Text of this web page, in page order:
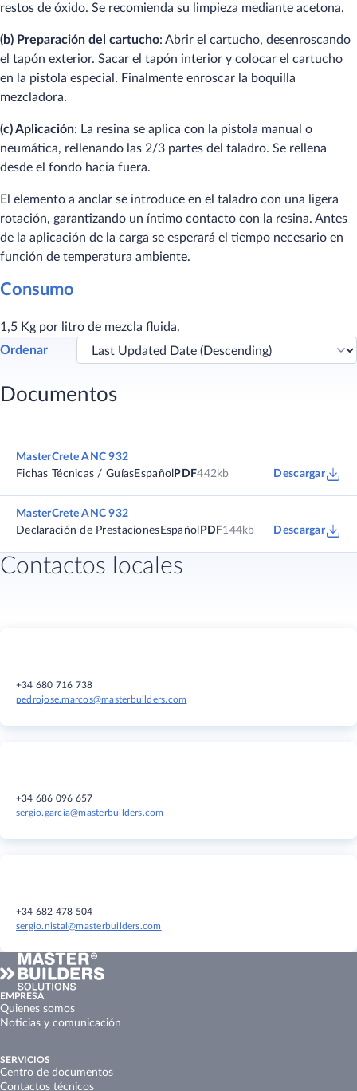
restos de óxido. Se recomienda su limpieza mediante acetona.
(b) Preparación del cartucho: Abrir el cartucho, desenroscando
el tapón exterior. Sacar el tapón interior y colocar el cartucho
en la pistola especial. Finalmente enroscar la boquilla
mezcladora.
(c) Aplicación: La resina se aplica con la pistola manual o
neumática, rellenando las 2/3 partes del taladro. Se rellena
desde el fondo hacia fuera.
El elemento a anclar se introduce en el taladro con una ligera
rotación, garantizando un íntimo contacto con la resina. Antes
de la aplicación de la carga se esperará el tiempo necesario en
función de temperatura ambiente.
Consumo
1,5 Kg por litro de mezcla fluida.
Ordenar
Documentos
MasterCrete ANC 932
Fichas Técnicas / GuíasEspañol PDF442kb Descargar
MasterCrete ANC 932
Declaración de Prestaciones Español PDF144kb Descargar
Contactos locales
+34 680 716 738
pedrojose.marcos@masterbuilders.com
+34 686 096 657
sergio.garcia@masterbuilders.com
+34 682 478 504
sergio.nistal@masterbuilders.com
EMPRESA
Quienes somos
Noticias y comunicación
SERVICIOS
Centro de documentos
Contactos técnicos